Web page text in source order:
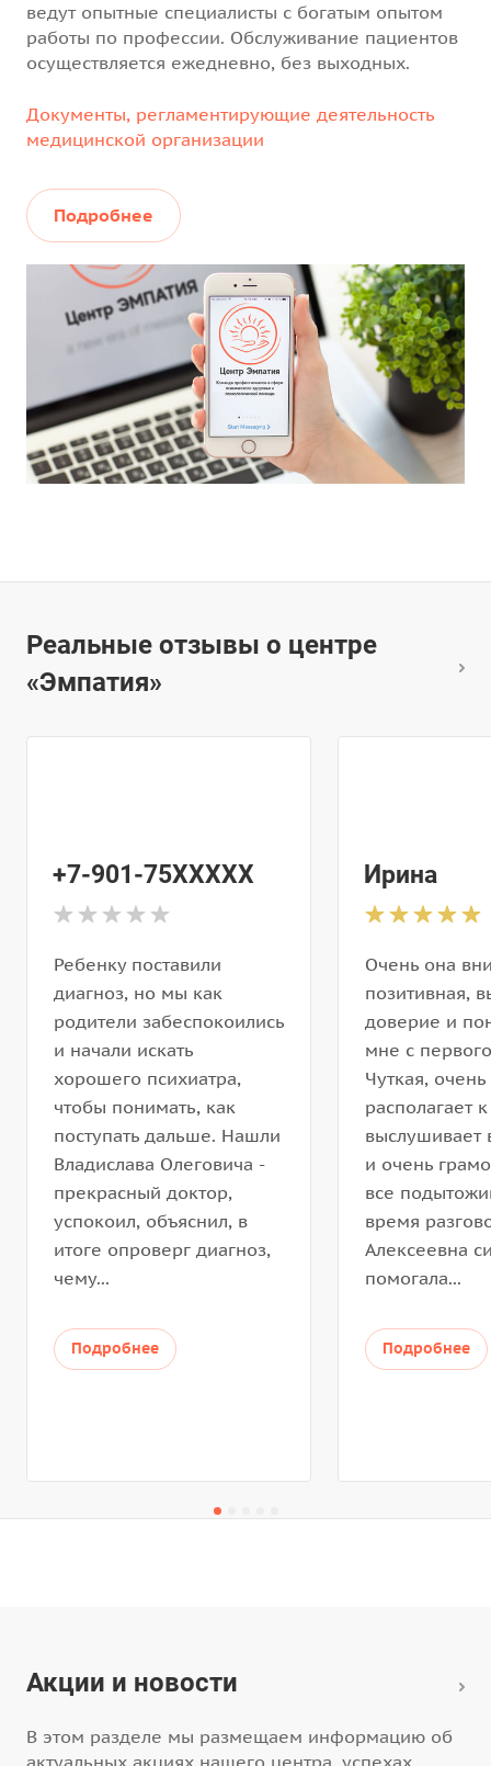
ведут опытные специалисты с богатым опытом
работы по профессии. Обслуживание пациентов
осуществляется ежедневно, без выходных.
Документы, регламентирующие деятельность
медицинской организации
Подробнее
Реальные отзывы о центре
«Эмпатия»
+7-901-75XXXXX
Ребенку поставили
диагноз, но мы как
родители забеспокоились
и начали искать
хорошего психиатра,
чтобы понимать, как
поступать дальше. Нашли
Владислава Олеговича -
прекрасный доктор,
успокоил, объяснил, в
итоге опроверг диагноз,
чему...
Подробнее
Ирина
Очень она
позитивная,
доверие и
мне с
Чуткая, очень
располагает
выслушивает
и очень
все
время
Алексеевна
помогала...
Подробнее
Акции и новости
В этом разделе мы размещаем информацию об